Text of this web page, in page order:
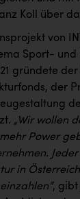
Koll über
von
Sport- und
gründete
der
„Wir wollen
Power
in
, gibt